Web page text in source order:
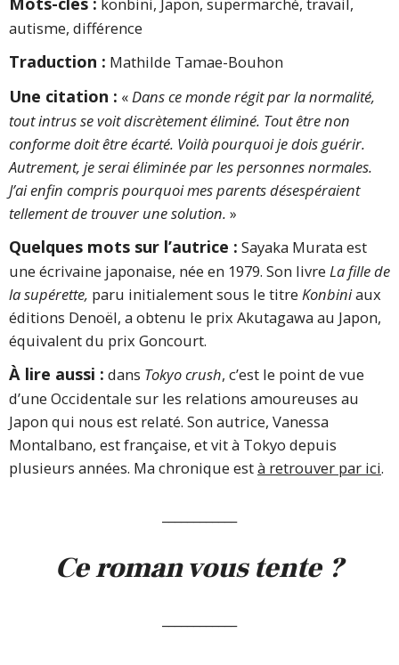
konbini, Japon, supermarché, travail,
autisme, différence
Traduction : Mathilde Tamae-Bouhon
Une citation : «Dans ce monde régit par la normalité,
tout intrus se voit discrètement éliminé. Tout être non
conforme doit être écarté. Voilà pourquoi je dois guérir.
Autrement, je serai éliminée par les personnes normales.
J’ai enfin compris pourquoi mes parents désespéraient
tellement de trouver une solution. »
Quelques mots sur l’autrice : Sayaka Murata est
une écrivaine japonaise, née en 1979. Son livre La fille de
la supérette, paru initialement sous le titre Konbiniaux
éditions Denoël, a obtenu le prix Akutagawa au Japon,
équivalent du prix Goncourt.
À lire aussi : dans Tokyo crush, c’est le point de vue
d’une Occidentale sur les relations amoureuses au
Japon qui nous est relaté. Son autrice, Vanessa
Montalbano, est française, et vit à Tokyo depuis
plusieurs années. Ma chronique està retrouver par ici.
Ce roman vous tente ?